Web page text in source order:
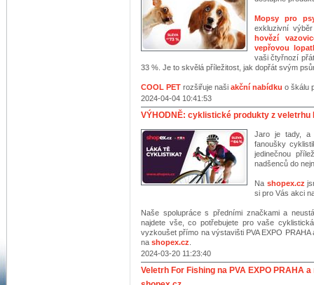
Mopsy pro
exkluzivní
hovězí
vepřovou
vaši čtyřnozí
33 %. Je to skvělá příležitost, jak dopřát svým
COOL PET rozšiřuje naši akční nabídku o škálu
2024-04-04 10:41:53
VÝHODNĚ: cyklistické produkty z veletrhu
Jaro je tady, a
fanoušky
jedinečnou
nadšenců do
Na shopex.cz
si pro Vás akci
Naše spolupráce s předními značkami a
najdete vše, co potřebujete pro vaše
vyzkoušet přímo na výstavišti PVA EXPO
na shopex.cz
2024-03-20 11:23:40
Veletrh For Fishing na PVA EXPO PRAHA